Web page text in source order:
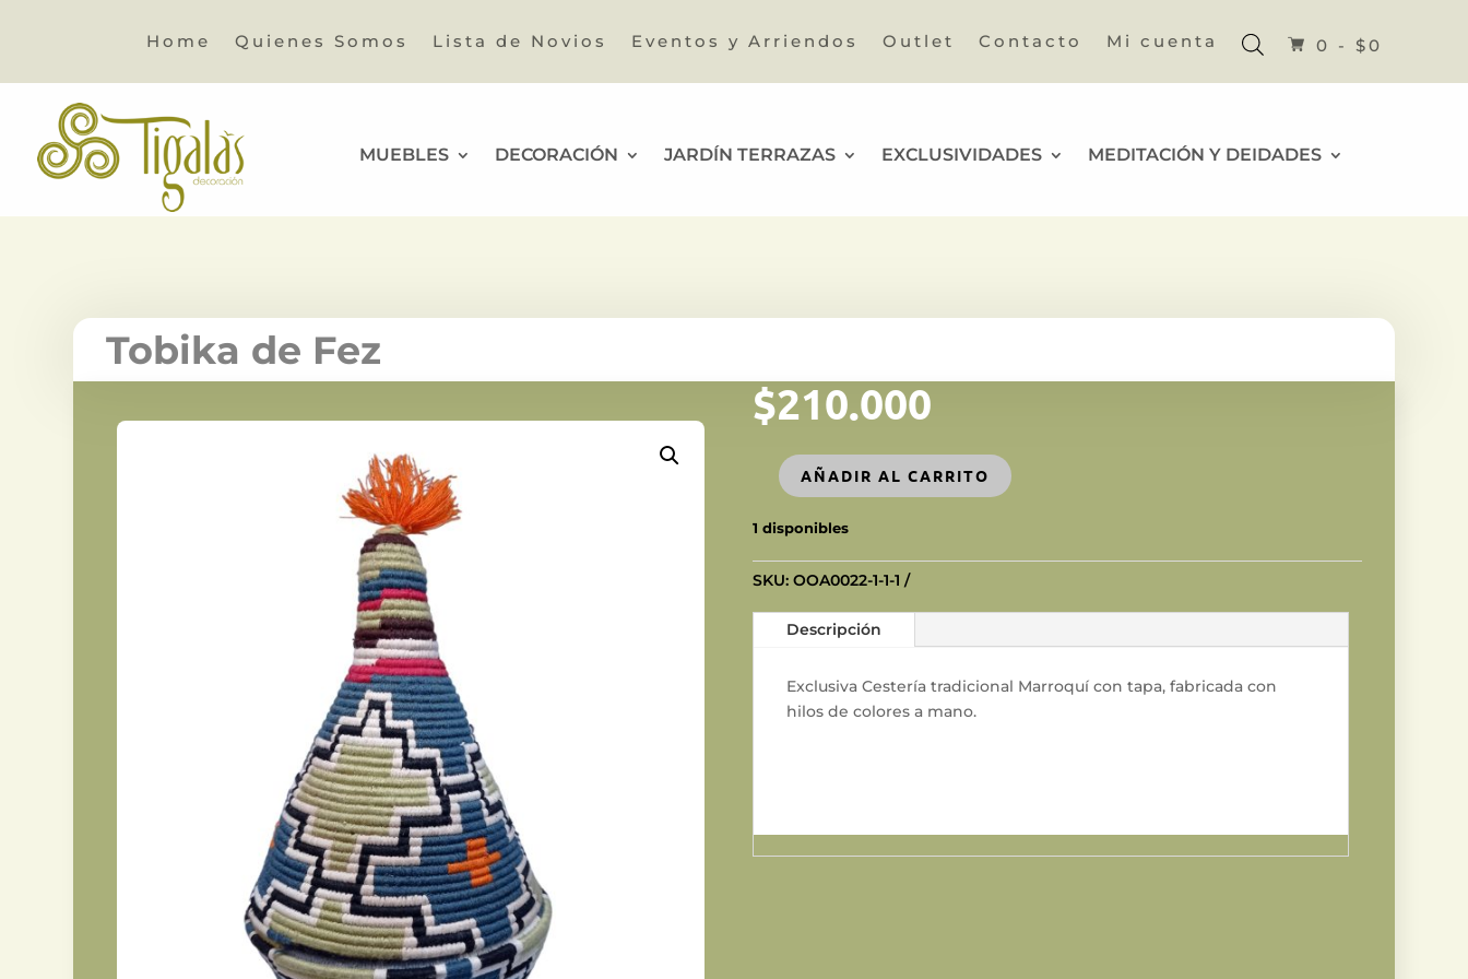
Home Quienes Somos Lista de Novios Eventos y Arriendos Outlet Contacto Mi cuenta 0 - $0
MUEBLES DECORACIÓN JARDÍN TERRAZAS EXCLUSIVIDADES MEDITACIÓN Y DEIDADES
Tobika de Fez
$210.000
Tobika
Fez
cantidad
AÑADIR AL CARRITO
1 disponibles
SKU:OOA0022-1-1-1
Descripción
Exclusiva Cestería tradicional Marroquí con tapa, fabricada con
hilos de colores a mano.